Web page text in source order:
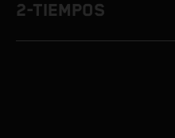
2-TIEMPOS